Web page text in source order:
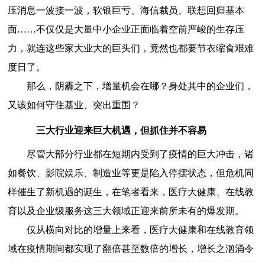
压消息一波接一波，软银巨亏、海信裁员、联想回归基本
面……不仅仅是大量中小企业正面临着空前严峻的生存压
力，就连这些家大业大的巨头们，竟然也都要节衣缩食艰难
度日了。
那么，阴霾之下，增量机会在哪？身处其中的企业们，
又该如何守住基业、突出重围？
三大行业迎来巨大机遇，但抓住并不容易
尽管大部分行业都在短期内受到了疫情的巨大冲击，诸
如餐饮、影院娱乐、制造业等更是陷入停摆状态，但危机同
样催生了新机遇的诞生，在笔者看来，医疗大健康、在线教
育以及企业级服务这三大领域正迎来前所未有的爆发期。
仅从横向对比的增量上来看，医疗大健康和在线教育领
域在疫情期间都实现了翻倍甚至数倍的增长，增长之汹涌令